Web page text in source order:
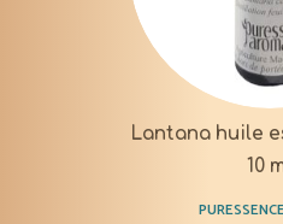
Lantana huile
10